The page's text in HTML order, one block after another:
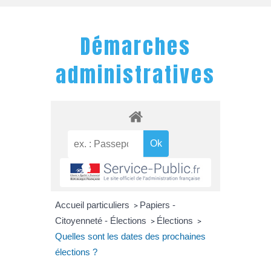
Démarches
administratives
Accueil particuliers > Papiers -
Citoyenneté - Élections > Élections >
Quelles sont les dates des prochaines
élections ?